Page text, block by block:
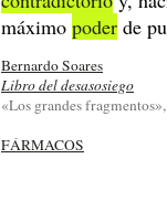
máximo poder de
Bernardo Soares
Libro del desasosiego
«Los grandes
FÁRMACOS